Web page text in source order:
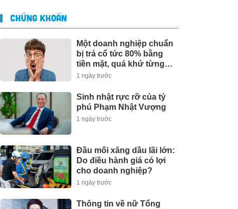
CHỨNG KHOÁN
Một doanh nghiệp chuẩn
bị trả cổ tức 80% bằng
tiền mặt, quá khứ từng
"bạo chi" gần 350%
1 ngày trước
Sinh nhật rực rỡ của tỷ
phú Phạm Nhật Vượng
1 ngày trước
Đầu mối xăng dầu lãi lớn:
Do điều hành giá có lợi
cho doanh nghiệp?
1 ngày trước
Thông tin về nữ Tổng